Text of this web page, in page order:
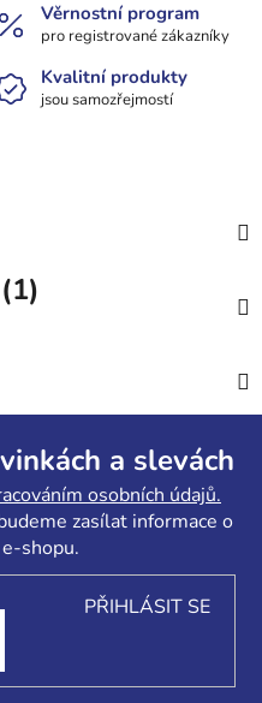
Věrnostní program
pro registrované zákazníky
Kvalitní produkty
jsou samozřejmostí
a slevách
osobních údajů.
zasílat informace o
shopu.
PŘIHLÁSIT SE